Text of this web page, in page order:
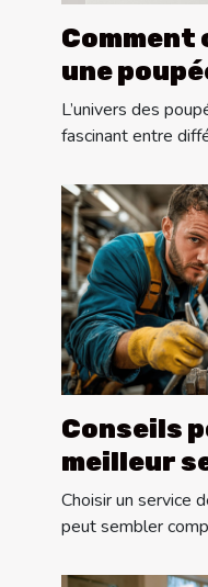
une
une en
L’univers des
fascinant entre
Conseils
meilleur
Choisir un service
peut sembler